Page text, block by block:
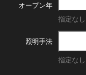
オープン年
指定なし
照明手法
指定なし